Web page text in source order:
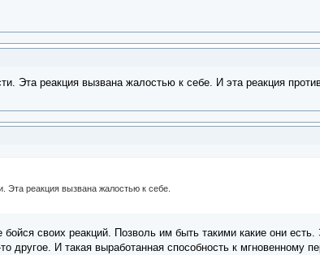
Эта реакция вызвана жалостью к себе. И эта реакция
Эта реакция вызвана жалостью к себе.
своих реакций. Позволь им быть такими какие они
другое. И такая выработанная способность к мгновенному